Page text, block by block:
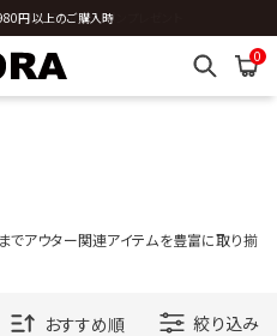
る500円分のクーポンプレゼント
0
でアウター関連アイテムを豊富に取り揃
絞り込み